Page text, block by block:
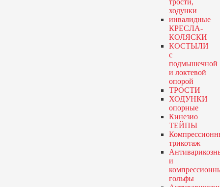
трости,
ходунки
инвалидные
КРЕСЛА-
КОЛЯСКИ
КОСТЫЛИ
с
подмышечной
и локтевой
опорой
ТРОСТИ
ХОДУНКИ
опорные
Кинезио
ТЕЙПЫ
трикотаж
и
гольфы